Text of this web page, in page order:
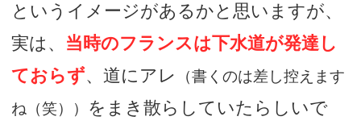
というイメージがあるかと思いますが、
実は、 当時のフランスは下水道が発達し
ておらず、道にアレ
（書くのは差し控えます
ね（笑））
をまき散らしていたらしいで